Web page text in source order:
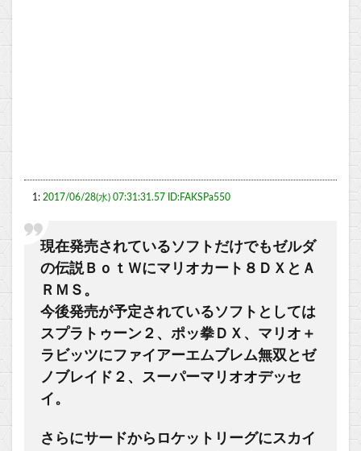
1: 2017/06/28(水) 07:31:31.57 ID:FAKSPa550
現在発売されているソフトだけでもゼルダ
の伝説ＢｏｔＷにマリオカート８ＤＸとＡ
ＲＭＳ。
今後発売が予定されているソフトとしては
スプラトゥーン２、ポッ拳ＤＸ、マリオ＋
ラビッツにファイアーエムブレム無双とゼ
ノブレイド２、スーパーマリオオデッセ
イ。
さらにサードからロケットリーグにスカイ